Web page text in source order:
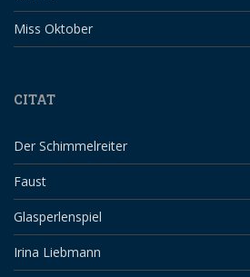
Miss Oktober
CITAT
Der Schimmelreiter
Faust
Glasperlenspiel
Irina Liebmann